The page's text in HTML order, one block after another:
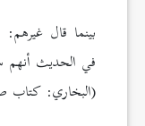
بينما قال
في الحديث أنهم
(البخاري: كتاب